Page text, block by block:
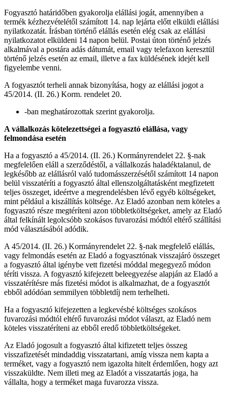
Fogyasztó határidőben gyakorolja elállási jogát, amennyiben a
termék kézhezvételétől számított 14. nap lejárta előtt elküldi elállási
nyilatkozatát. Írásban történő elállás esetén elég csak az elállási
nyilatkozatot elküldeni 14 napon belül. Postai úton történő jelzés
alkalmával a postára adás dátumát, email vagy telefaxon keresztül
történő jelzés esetén az email, illetve a fax küldésének idejét kell
figyelembe venni.
A fogyasztót terheli annak bizonyítása, hogy az elállási jogot a
45/2014. (II. 26.) Korm. rendelet 20.
-ban meghatározottak szerint gyakorolja.
A vállalkozás kötelezettségei a fogyasztó elállása, vagy
felmondása esetén
Ha a fogyasztó a 45/2014. (II. 26.) Kormányrendelet 22. §-nak
megfelelően eláll a szerződéstől, a vállalkozás haladéktalanul, de
legkésőbb az elállásról való tudomásszerzésétől számított 14 napon
belül visszatéríti a fogyasztó által ellenszolgáltatásként megfizetett
teljes összeget, ideértve a megrendelésben lévő egyéb költségeket,
mint például a kiszállítás költsége. Az Eladó azonban nem köteles a
fogyasztó része megtéríteni azon többletköltségeket, amely az Eladó
által felkínált legolcsóbb szokásos fuvarozási módtól eltérő szállítási
mód választásából adódik.
A 45/2014. (II. 26.) Kormányrendelet 22. §-nak megfelelő elállás,
vagy felmondás esetén az Eladó a fogyasztónak visszajáró összeget
a fogyasztó által igénybe vett fizetési móddal megegyező módon
téríti vissza. A fogyasztó kifejezett beleegyezése alapján az Eladó a
visszatérítésre más fizetési módot is alkalmazhat, de a fogyasztót
ebből adódóan semmilyen többletdíj nem terhelheti.
Ha a fogyasztó kifejezetten a legkevésbé költséges szokásos
fuvarozási módtól eltérő fuvarozási módot választ, az Eladó nem
köteles visszatéríteni az ebből eredő többletköltségeket.
Az Eladó jogosult a fogyasztó által kifizetett teljes összeg
visszafizetését mindaddig visszatartani, amíg vissza nem kapta a
terméket, vagy a fogyasztó nem igazolta hitelt érdemlően, hogy azt
visszaküldte. Nem illeti meg az Eladót a visszatartás joga, ha
vállalta, hogy a terméket maga fuvarozza vissza.